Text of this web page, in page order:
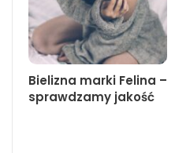
Bielizna marki Felina –
sprawdzamy jakość